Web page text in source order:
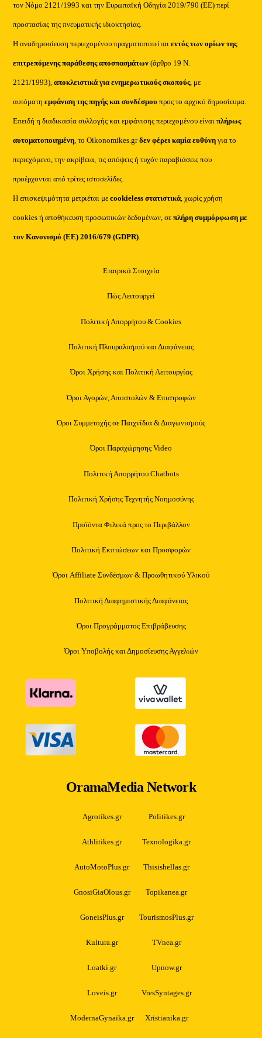
τον Νόμο 2121/1993 και την Ευρωπαϊκή Οδηγία 2019/790 (ΕΕ) περί
προστασίας της πνευματικής ιδιοκτησίας.
Η αναδημοσίευση περιεχομένου πραγματοποιείταιεντός των ορίων της
επιτρεπόμενης παράθεσης αποσπασμάτων (άρθρο 19 Ν.
2121/1993), αποκλειστικά για ενημερωτικούς σκοπούς, με
αυτόματηεμφάνιση της πηγής και συνδέσμου προς το αρχικό δημοσίευμα.
Επειδή η διαδικασία συλλογής και εμφάνισης περιεχομένου είναιπλήρως
αυτοματοποιημένη, το Oikonomikes.grδεν φέρει καμία ευθύνη για το
περιεχόμενο, την ακρίβεια, τις απόψεις ή τυχόν παραβιάσεις που
προέρχονται από τρίτες ιστοσελίδες.
Η επισκεψιμότητα μετριέται μεcookieless στατιστικά, χωρίς χρήση
cookies ή αποθήκευση προσωπικών δεδομένων, σεπλήρη συμμόρφωση με
τον Κανονισμό (ΕΕ) 2016/679 (GDPR).
Εταιρικά Στοιχεία
Πώς Λειτουργεί
Πολιτική Απορρήτου & Cookies
Πολιτική Πλουραλισμού και Διαφάνειας
Όροι Χρήσης και Πολιτική Λειτουργίας
Όροι Αγορών, Αποστολών & Επιστροφών
Όροι Συμμετοχής σε Παιχνίδια & Διαγωνισμούς
Όροι Παραχώρησης Video
Πολιτική Απορρήτου Chatbots
Πολιτική Χρήσης Τεχνητής Νοημοσύνης
Προϊόντα Φιλικά προς το Περιβάλλον
Πολιτική Εκπτώσεων και Προσφορών
Όροι Affiliate Συνδέσμων & Προωθητικού Υλικού
Πολιτική Διαφημιστικής Διαφάνειας
Όροι Προγράμματος Επιβράβευσης
Όροι Υποβολής και Δημοσίευσης Αγγελιών
OramaMedia Network
Agrotikes.gr Politikes.gr
Athlitikes.gr Texnologika.gr
AutoMotoPlus.gr Thisishellas.gr
GnosiGiaOlous.gr Topikanea.gr
GoneisPlus.gr TourismosPlus.gr
Kultura.gr TVnea.gr
Loatki.gr Upnow.gr
Loveis.gr VresSyntages.gr
ModernaGynaika.gr Xristianika.gr